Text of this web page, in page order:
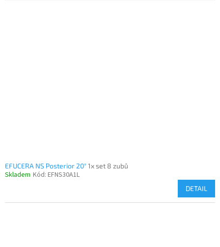
EFUCERA NS Posterior 20°1x set 8 zubů
Skladem Kód: EFNS30A1L
DETAIL